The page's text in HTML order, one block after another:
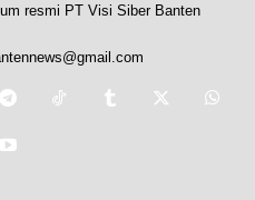
resmi PT Visi Siber Banten